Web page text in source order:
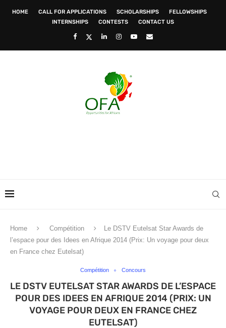
HOME CALL FOR APPLICATIONS SCHOLARSHIPS
FELLOWSHIPS
INTERNSHIPS
CONTESTS CONTACT US
Home Compétition
Le DSTV Eutelsat Star Awards de
l’espace pour des Idees en Afrique 2014 (Prix: Un voyage pour deux
en France chez Eutelsat)
Compétition Concours
LE DSTV EUTELSAT STAR AWARDS DE L’ESPACE
POUR DES IDEES EN AFRIQUE 2014 (PRIX: UN
VOYAGE POUR DEUX EN FRANCE CHEZ
EUTELSAT)